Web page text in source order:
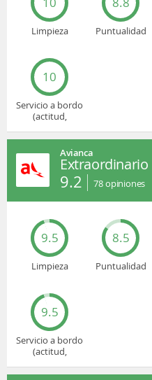
Limpieza Puntualidad
10
Servicio a bordo
(actitud,
Avianca
Extraordinario
9.2 78opiniones
9.5
Limpieza
8.5
Puntualidad
9.5
Servicio a bordo
(actitud,